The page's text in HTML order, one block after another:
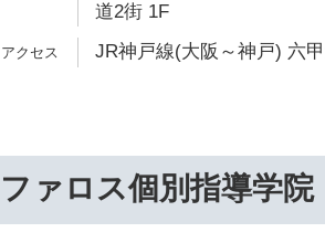
道2街 1F
JR神戸線(大阪～神戸) 六
ファロス個別指導学院